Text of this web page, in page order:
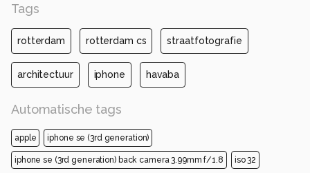
Tags
rotterdam rotterdam cs straatfotografie
architectuur iphone havaba
Automatische tags
apple iphone se (3rd generation)
iphone se (3rd generation) back camera 3.99mm f/1.8 iso 32